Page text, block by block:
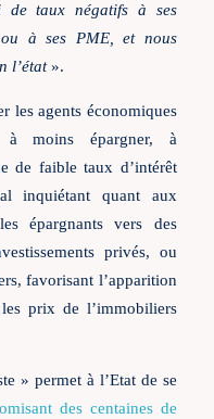
de taux négatifs à ses
à ses PME, et nous
l’état».
les agents économiques
à moins épargner, à
de faible taux d’intérêt
inquiétant quant aux
épargnants vers des
privés, ou
favorisant l’apparition
prix de l’immobiliers
» permet à l’Etat de se
des centaines de